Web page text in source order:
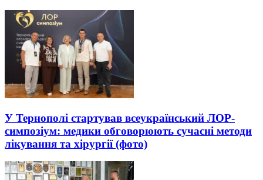
У Тернополі стартував всеукраїнський ЛОР-
симпозіум: медики обговорюють сучасні методи
лікування та хірургії (фото)